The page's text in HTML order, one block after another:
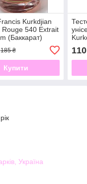
Kurkdjian
Rouge 540 Extrait
(Баккарат)
185 ₴
Купити
110
Україна